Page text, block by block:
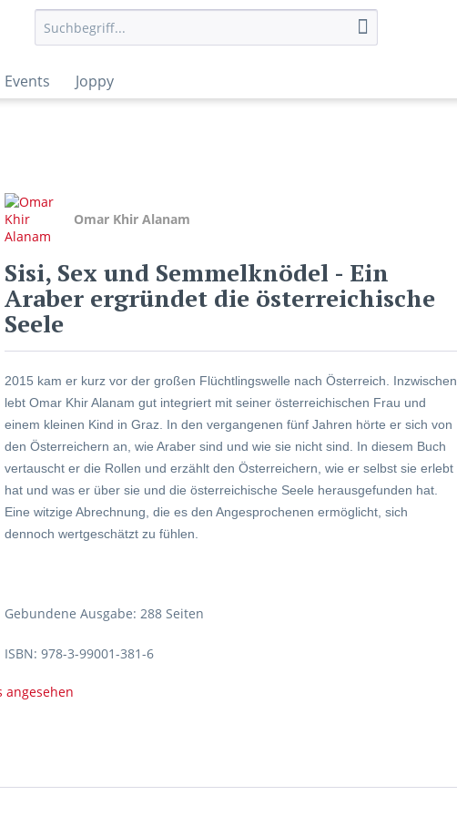
Events Joppy
Omar Khir Alanam
Sisi, Sex und Semmelknödel - Ein
Araber ergründet die österreichische
Seele
2015 kam er kurz vor der großen Flüchtlingswelle nach Öster­reich. Inzwischen
lebt Omar Khir Alanam gut integriert mit seiner österreichischen Frau und
einem kleinen Kind in Graz. In den ver­gangenen fünf Jahren hörte er sich von
den Österreichern an, wie Araber sind und wie sie nicht sind. In diesem Buch
vertauscht er die Rollen und erzählt den Öster­reichern, wie er selbst sie erlebt
hat und was er über sie und die österreichische Seele herausge­funden hat.
Eine witzige Abrech­nung, die es den Angesproche­nen ermöglicht, sich
dennoch wertgeschätzt zu fühlen.
Gebundene Ausgabe: 288 Seiten
ISBN: 978-3-99001-381-6
angesehen